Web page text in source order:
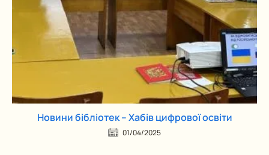
Новини бібліотек – Хабів цифрової освіти
01/04/2025